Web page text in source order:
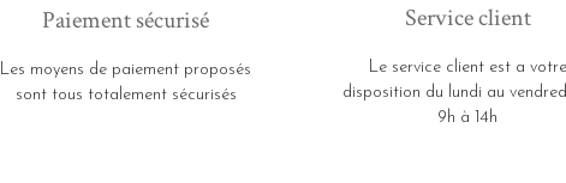
Paiement sécurisé
Les moyens de paiement proposés
sont tous totalement sécurisés
Service client
Le service client est a votre
disposition du lundi au
9h à 14h